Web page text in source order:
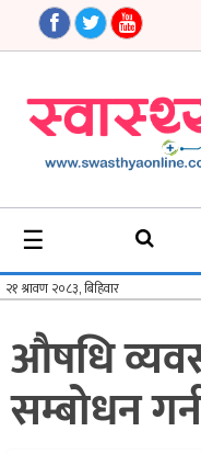
गृहपृष्ठ
समाचार
फिचर
अन्तर्वार्ता
विचार
ब्लग
☰
औषधि
सम्बोधन